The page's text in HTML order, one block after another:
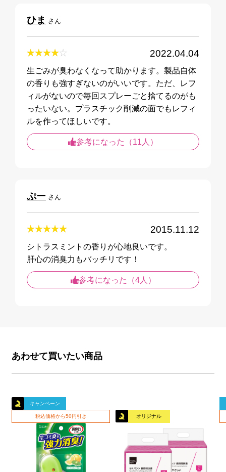
ひま さん
2022.04.04
生ごみが臭わなくなって助かります。製品自体
の香りも強すぎないのがいいです。ただ、レフ
ィルがないので毎回スプレーごと捨てるのがも
ったいない。プラスチック削減の面でもレフィ
ルを作ってほしいです。
参考になった（11人）
ぷー さん
2015.11.12
シトラスミントの香りが心地良いです。
肝心の消臭力もバッチリです！
参考になった（4人）
あわせて買いたい商品
キャンペーン
税込価格から50円引き オリジナル